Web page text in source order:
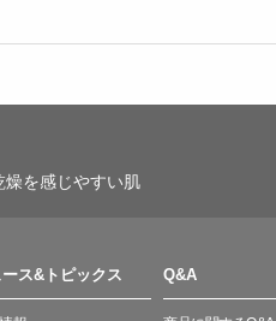
燥を感じやすい肌
ース&トピックス Q&A